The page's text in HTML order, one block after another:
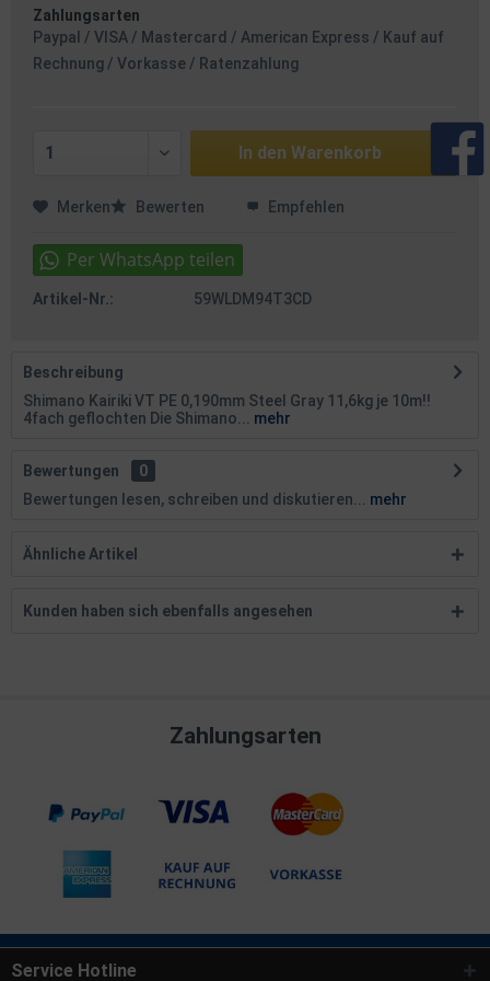
Zahlungsarten
Paypal / VISA / Mastercard / American Express / Kauf auf
Rechnung / Vorkasse / Ratenzahlung
In den Warenkorb
Merken Bewerten Empfehlen
Artikel-Nr.: 59WLDM94T3CD
Beschreibung
Shimano Kairiki VT PE 0,190mm Steel Gray 11,6kg je 10m!!
4fach geflochten Die Shimano...
mehr
Bewertungen
0
Bewertungen lesen, schreiben und diskutieren...
mehr
Ähnliche Artikel
Kunden haben sich ebenfalls angesehen
Zahlungsarten
Service Hotline